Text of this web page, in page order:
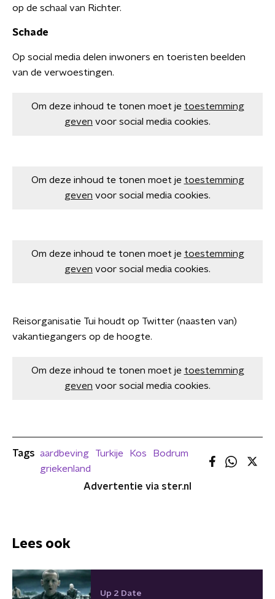
op de schaal van Richter.
Schade
Op social media delen inwoners en toeristen beelden
van de verwoestingen.
Om deze inhoud te tonen moet je toestemming
geven voor social media cookies.
Om deze inhoud te tonen moet je toestemming
geven voor social media cookies.
Om deze inhoud te tonen moet je toestemming
geven voor social media cookies.
Reisorganisatie Tui houdt op Twitter (naasten van)
vakantiegangers op de hoogte.
Om deze inhoud te tonen moet je toestemming
geven voor social media cookies.
Tags aardbeving Turkije Kos
Bodrum
griekenland
Advertentie via ster.nl
Lees ook
Up 2 Date